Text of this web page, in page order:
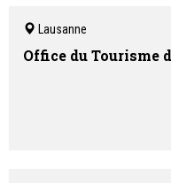
Lausanne
Office du Tourisme